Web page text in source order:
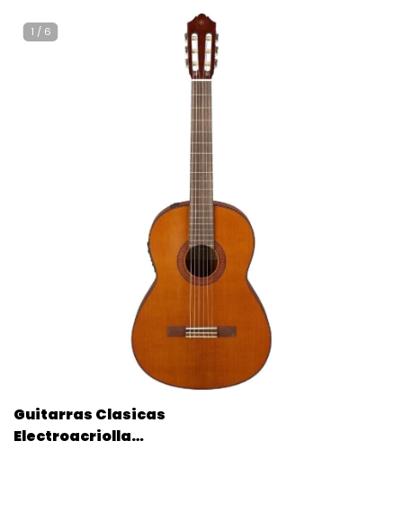
Brillante Diestro
1 / 6
Guitarras Clasicas
Electroacriolla